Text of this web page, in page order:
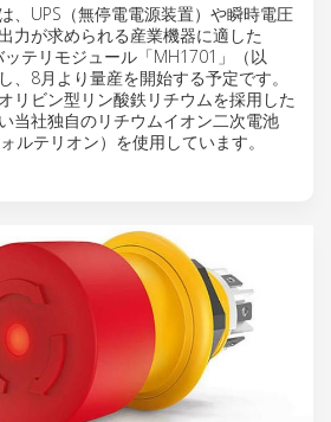
、UPS（無停電電源装置）や瞬時電圧
力が求められる産業機器に適した
ッテリモジュール「MH1701」（以
、8月より量産を開始する予定です。
リビン型リン酸鉄リチウムを採用した
当社独自のリチウムイオン二次電池
ォルテリオン）を使用しています。